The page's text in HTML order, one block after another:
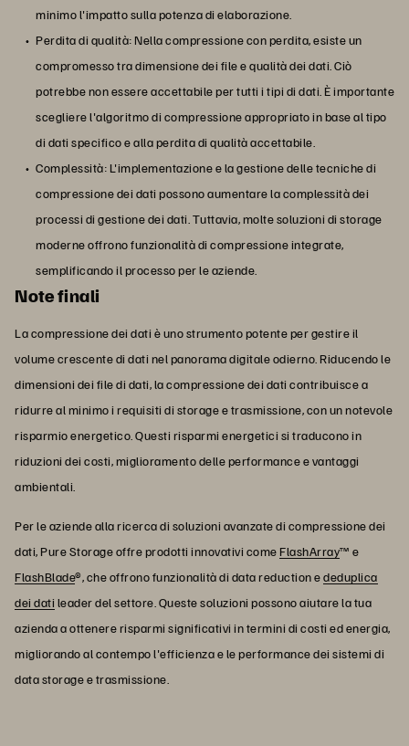
minimo l'impatto sulla potenza di elaborazione.
Perdita di qualità: Nella compressione con perdita, esiste un
compromesso tra dimensione dei file e qualità dei dati. Ciò
potrebbe non essere accettabile per tutti i tipi di dati. È importante
scegliere l'algoritmo di compressione appropriato in base al tipo
di dati specifico e alla perdita di qualità accettabile.
Complessità: L'implementazione e la gestione delle tecniche di
compressione dei dati possono aumentare la complessità dei
processi di gestione dei dati. Tuttavia, molte soluzioni di storage
moderne offrono funzionalità di compressione integrate,
semplificando il processo per le aziende.
Note finali
La compressione dei dati è uno strumento potente per gestire il
volume crescente di dati nel panorama digitale odierno. Riducendo le
dimensioni dei file di dati, la compressione dei dati contribuisce a
ridurre al minimo i requisiti di storage e trasmissione, con un notevole
risparmio energetico. Questi risparmi energetici si traducono in
riduzioni dei costi, miglioramento delle performance e vantaggi
ambientali.
Per le aziende alla ricerca di soluzioni avanzate di compressione dei
dati, Pure Storage offre prodotti innovativi comeFlashArray™ e
FlashBlade®, che offrono funzionalità di data reduction ededuplica
dei dati leader del settore. Queste soluzioni possono aiutare la tua
azienda a ottenere risparmi significativi in termini di costi ed energia,
migliorando al contempo l'efficienza e le performance dei sistemi di
data storage e trasmissione.